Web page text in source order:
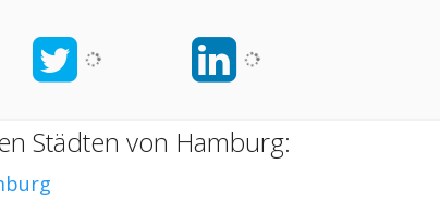
Städten von Hamburg: